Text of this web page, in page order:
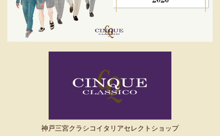
神戸三宮クラシコイタリアセレクトショップ